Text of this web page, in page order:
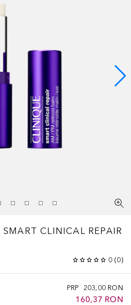
SMART CLINICAL REPAIR
0 (0)
PRP 203,00 RON
160,37 RON